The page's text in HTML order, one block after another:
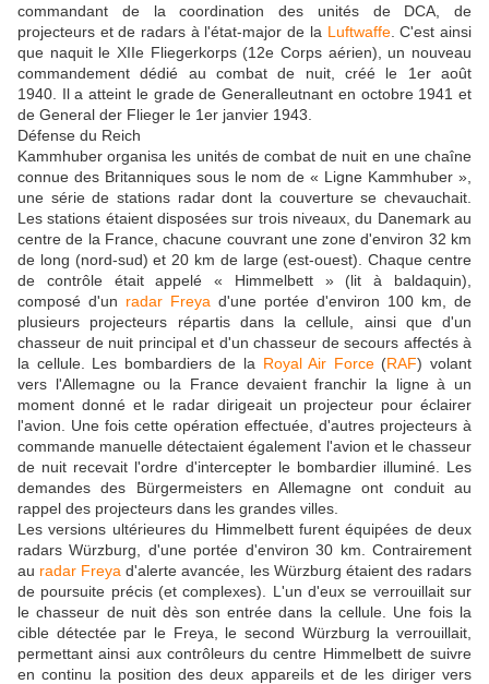
commandant de la coordination des unités de DCA, de
projecteurs et de radars à l'état-major de la Luftwaffe. C'est ainsi
que naquit le XIIe Fliegerkorps (12e Corps aérien), un nouveau
commandement dédié au combat de nuit, créé le 1er août
1940. Il a atteint le grade de Generalleutnant en octobre 1941 et
de General der Flieger le 1er janvier 1943.
Défense du Reich
Kammhuber organisa les unités de combat de nuit en une chaîne
connue des Britanniques sous le nom de « Ligne Kammhuber »,
une série de stations radar dont la couverture se chevauchait.
Les stations étaient disposées sur trois niveaux, du Danemark au
centre de la France, chacune couvrant une zone d'environ 32 km
de long (nord-sud) et 20 km de large (est-ouest). Chaque centre
de contrôle était appelé « Himmelbett » (lit à baldaquin),
composé d'un radar Freya d'une portée d'environ 100 km, de
plusieurs projecteurs répartis dans la cellule, ainsi que d'un
chasseur de nuit principal et d'un chasseur de secours affectés à
la cellule. Les bombardiers de la Royal Air Force(RAF) volant
vers l'Allemagne ou la France devaient franchir la ligne à un
moment donné et le radar dirigeait un projecteur pour éclairer
l'avion. Une fois cette opération effectuée, d'autres projecteurs à
commande manuelle détectaient également l'avion et le chasseur
de nuit recevait l'ordre d'intercepter le bombardier illuminé. Les
demandes des Bürgermeisters en Allemagne ont conduit au
rappel des projecteurs dans les grandes villes.
Les versions ultérieures du Himmelbett furent équipées de deux
radars Würzburg, d'une portée d'environ 30 km. Contrairement
au radar Freya d'alerte avancée, les Würzburg étaient des radars
de poursuite précis (et complexes). L'un d'eux se verrouillait sur
le chasseur de nuit dès son entrée dans la cellule. Une fois la
cible détectée par le Freya, le second Würzburg la verrouillait,
permettant ainsi aux contrôleurs du centre Himmelbett de suivre
en continu la position des deux appareils et de les diriger vers